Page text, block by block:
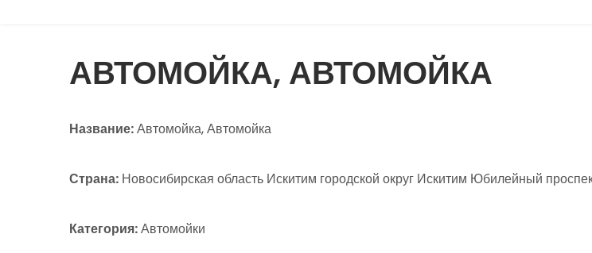
АВТОМОЙКА, АВТОМОЙКА
Название:Автомойка, Автомойка
Страна: Новосибирская область Искитим городской округ Искитим Юбилейный
Категория:Автомойки